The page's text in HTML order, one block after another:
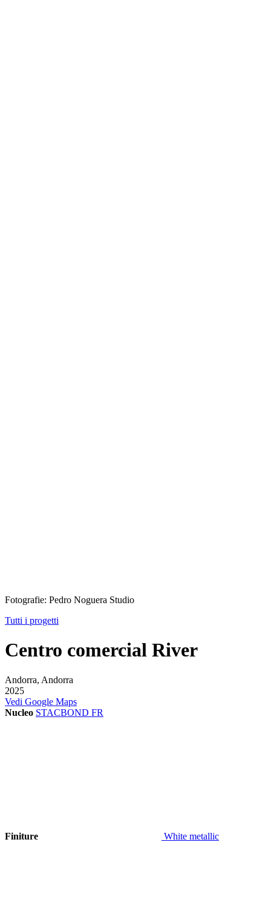
Fotografie: Pedro Noguera Studio
Tutti i progetti
Centro comercial River
Andorra, Andorra
2025
Vedi Google Maps
Nucleo STACBOND FR
Finiture White metallic